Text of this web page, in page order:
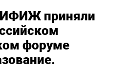
ИФИЖ приняли
форуме